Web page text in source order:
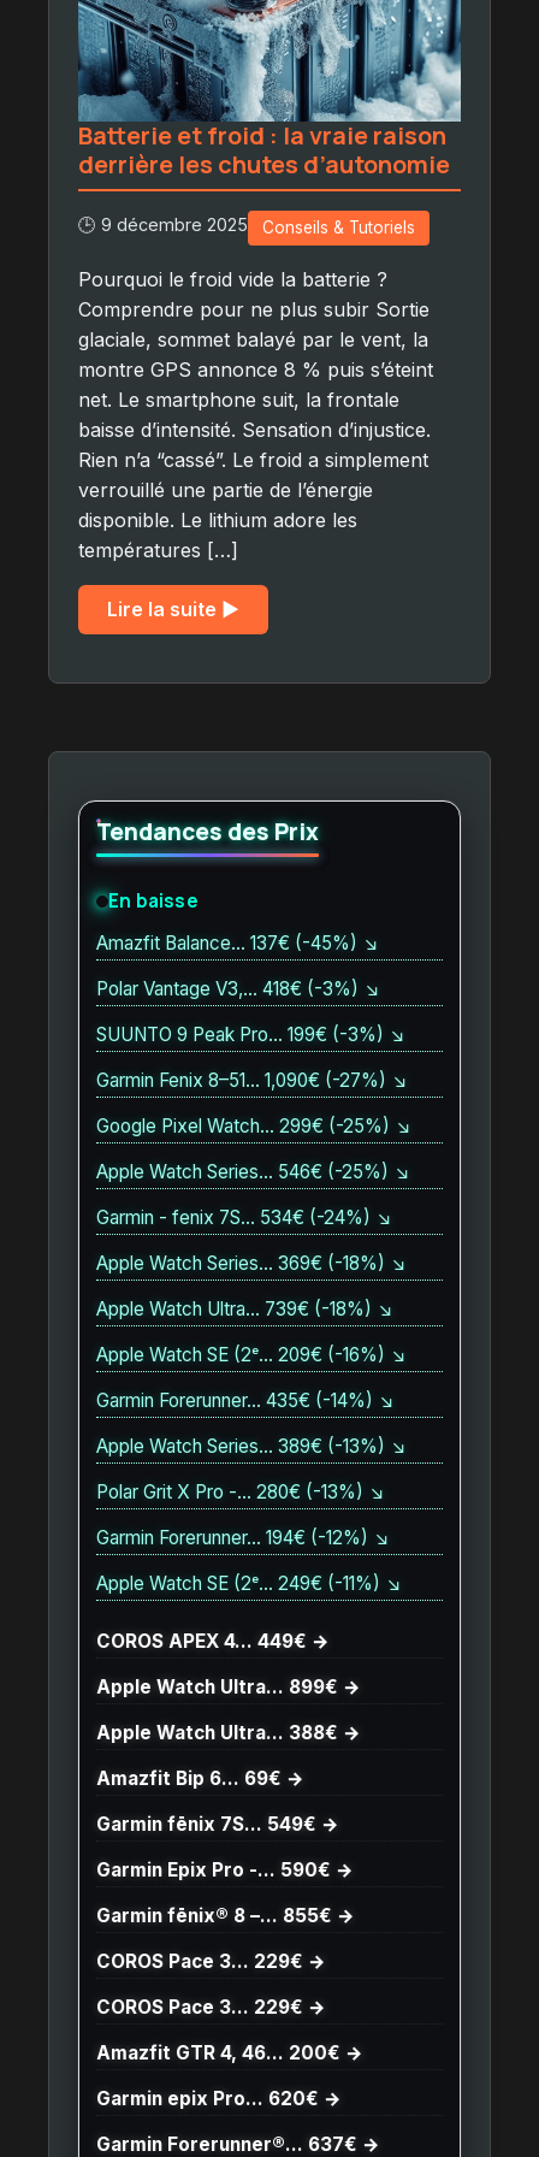
Batterie et froid : la vraie raison
derrière les chutes d’autonomie
🕒 9 décembre 2025 Conseils & Tutoriels
Pourquoi le froid vide la batterie ?
Comprendre pour ne plus subir Sortie
glaciale, sommet balayé par le vent, la
montre GPS annonce 8 % puis s’éteint
net. Le smartphone suit, la frontale
baisse d’intensité. Sensation d’injustice.
Rien n’a “cassé”. Le froid a simplement
verrouillé une partie de l’énergie
disponible. Le lithium adore les
températures […]
Lire la suite ▶︎
Tendances des Prix
En baisse
Amazfit Balance… 137€ (-45%) ↘
Polar Vantage V3,… 418€ (-3%) ↘
SUUNTO 9 Peak Pro… 199€ (-3%) ↘
Garmin Fenix 8–51… 1,090€ (-27%) ↘
Google Pixel Watch… 299€ (-25%) ↘
Apple Watch Series… 546€ (-25%) ↘
Garmin - fenix 7S… 534€ (-24%) ↘
Apple Watch Series… 369€ (-18%) ↘
Apple Watch Ultra… 739€ (-18%) ↘
Apple Watch SE (2ᵉ… 209€ (-16%) ↘
Garmin Forerunner… 435€ (-14%) ↘
Apple Watch Series… 389€ (-13%) ↘
Polar Grit X Pro -… 280€ (-13%) ↘
Garmin Forerunner… 194€ (-12%) ↘
Apple Watch SE (2ᵉ… 249€ (-11%) ↘
COROS APEX 4… 449€ →
Apple Watch Ultra… 899€ →
Apple Watch Ultra… 388€ →
Amazfit Bip 6… 69€ →
Garmin fēnix 7S… 549€ →
Garmin Epix Pro -… 590€ →
Garmin fēnix® 8 –… 855€ →
COROS Pace 3… 229€ →
COROS Pace 3… 229€ →
Amazfit GTR 4, 46… 200€ →
Garmin epix Pro… 620€ →
Garmin Forerunner®… 637€ →